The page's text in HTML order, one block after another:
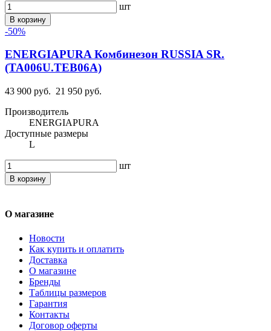
шт
В корзину
-50%
ENERGIAPURA Комбинезон RUSSIA SR.
(TA006U.TEB06A)
43 900 руб. 21 950 руб.
Производитель
ENERGIAPURA
Доступные размеры
L
шт
В корзину
О магазине
Новости
Как купить и оплатить
Доставка
О магазине
Бренды
Таблицы размеров
Гарантия
Контакты
Договор оферты